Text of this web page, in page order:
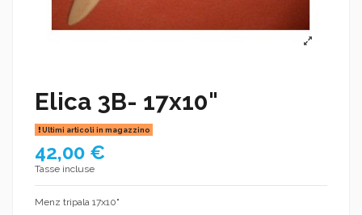
Elica 3B- 17x10"
Ultimi articoli in magazzino
42,00 €
Tasse incluse
Menz tripala 17x10"